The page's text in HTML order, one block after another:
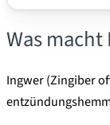
Was macht
Ingwer (Zingiber